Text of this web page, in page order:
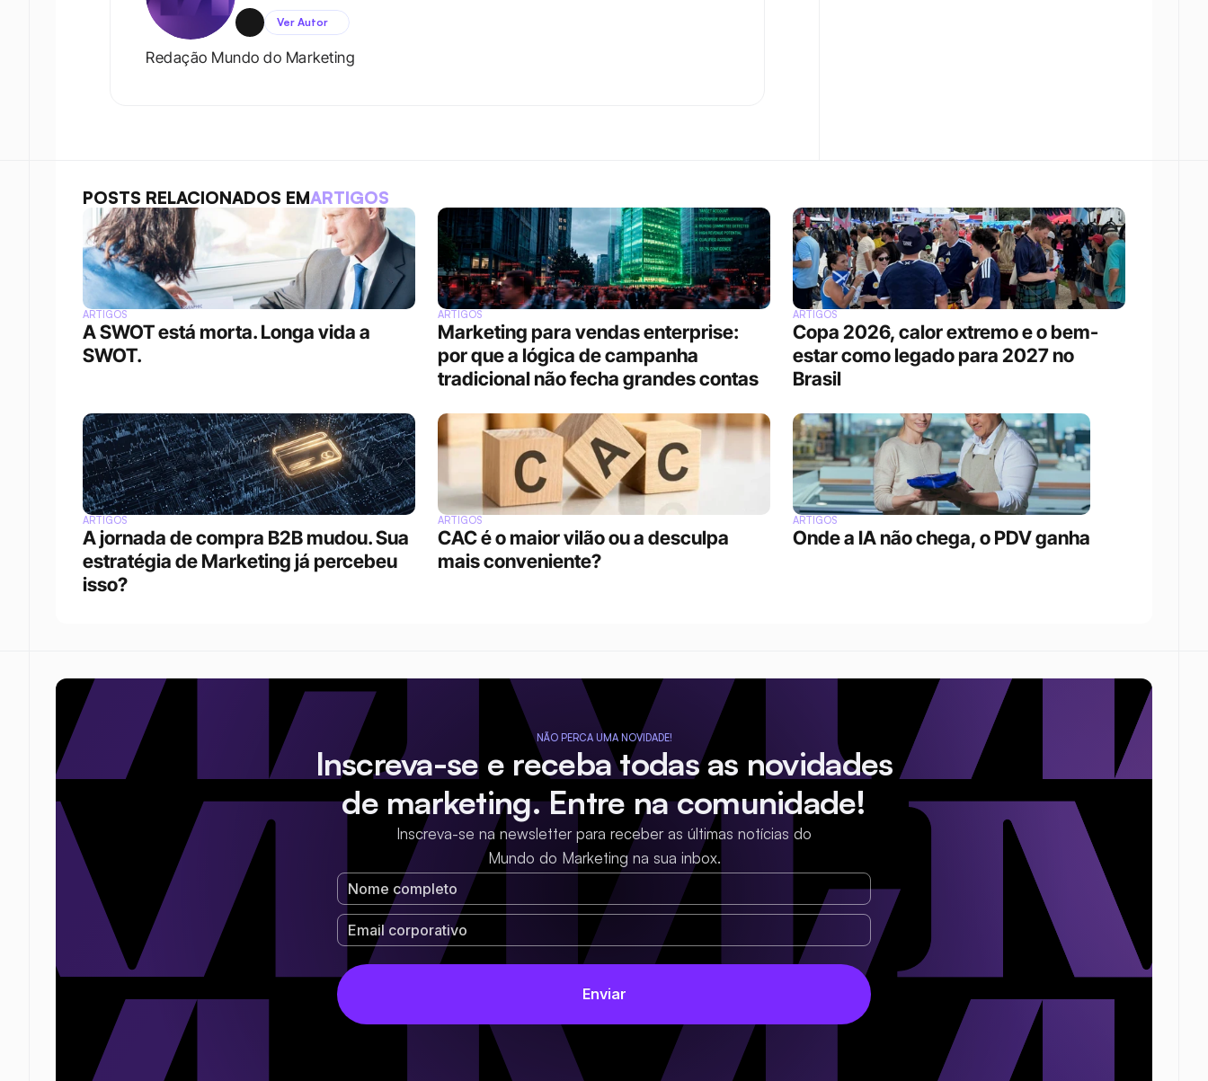
Ver Autor
Redação Mundo do Marketing
POSTS RELACIONADOS EMARTIGOS
ARTIGOS
A SWOT está morta. Longa vida a
SWOT.
ARTIGOS
Marketing para vendas enterprise:
por que a lógica de campanha
tradicional não fecha grandes contas
ARTIGOS
Copa 2026, calor extremo e o bem-
estar como legado para 2027 no
Brasil
ARTIGOS
A jornada de compra B2B mudou. Sua
estratégia de Marketing já percebeu
isso?
ARTIGOS
CAC é o maior vilão ou a desculpa
mais conveniente?
ARTIGOS
Onde a IA não chega, o PDV ganha
NÃO PERCA UMA NOVIDADE!
Inscreva-se e receba todas as novidades
de marketing. Entre na comunidade!
Inscreva-se na newsletter para receber as últimas notícias do
Mundo do Marketing na sua inbox.